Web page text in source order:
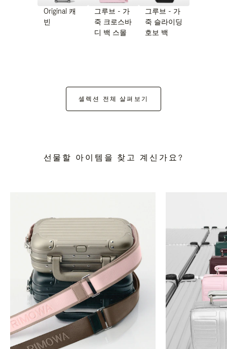
Original 캐
빈
그루브 - 가
죽 크로스바
디 백 스몰
그루브 - 가
죽 슬라이딩
호보 백
셀렉션 전체 살펴보기
선물할 아이템을 찾고 계신가요?